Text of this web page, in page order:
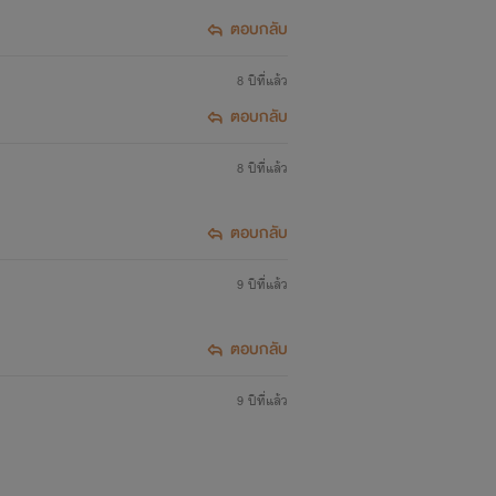
target="_blank">
ตอบกลับ
8 ปีที่แล้ว
ตอบกลับ
8 ปีที่แล้ว
ตอบกลับ
9 ปีที่แล้ว
ตอบกลับ
9 ปีที่แล้ว